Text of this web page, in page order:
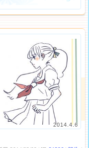
2014.4.6